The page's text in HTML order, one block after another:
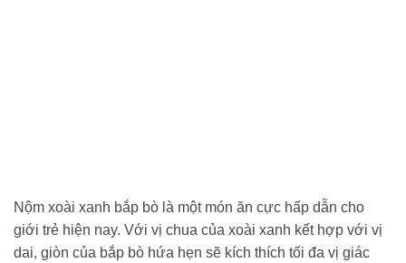
Nộm xoài xanh bắp bò là một món ăn cực hấp dẫn cho
giới trẻ hiện nay. Với vị chua của xoài xanh kết hợp với vị
dai, giòn của bắp bò hứa hẹn sẽ kích thích tối đa vị giác